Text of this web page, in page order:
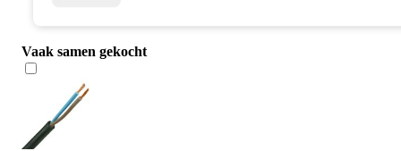
Vaak samen gekocht